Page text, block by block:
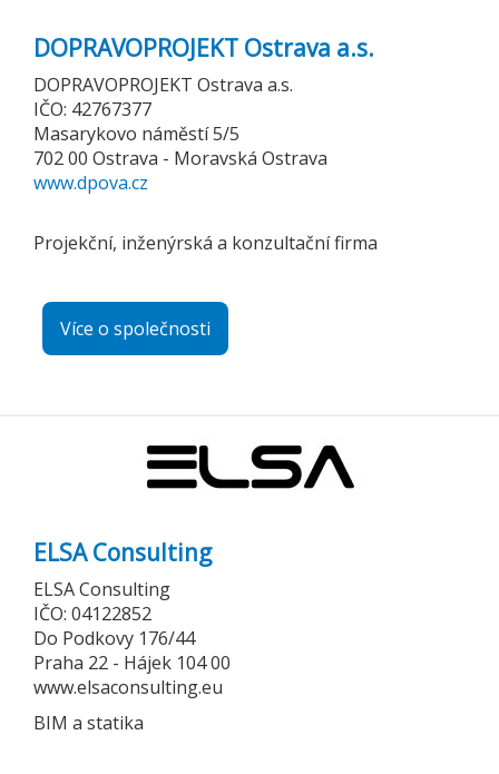
DOPRAVOPROJEKT Ostrava a.s.
DOPRAVOPROJEKT Ostrava a.s.
IČO: 42767377
Masarykovo náměstí 5/5
702 00 Ostrava - Moravská Ostrava
www.dpova.cz
Projekční, inženýrská a konzultační firma
Více o společnosti
ELSA Consulting
ELSA Consulting
IČO: 04122852
Do Podkovy 176/44
Praha 22 - Hájek 104 00
www.elsaconsulting.eu
BIM a statika